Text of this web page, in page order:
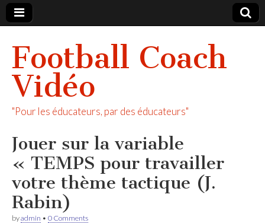
Football Coach
Vidéo
"Pour les éducateurs, par des éducateurs"
Jouer sur la variable
« TEMPS pour travailler
votre thème tactique (J.
Rabin)
byadmin • 0 Comments